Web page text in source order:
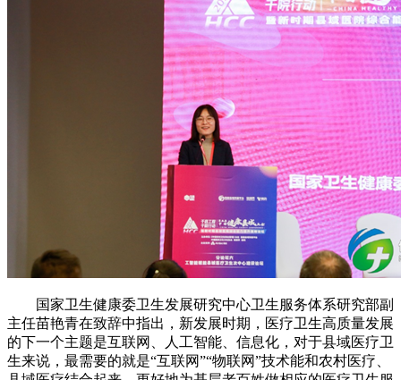
国家卫生健康委卫生发展研究中心卫生服务体系研究部副
主任苗艳青在致辞中指出，新发展时期，医疗卫生高质量发展
的下一个主题是互联网、人工智能、信息化，对于县域医疗卫
生来说，最需要的就是“互联网”“物联网”技术能和农村医疗、